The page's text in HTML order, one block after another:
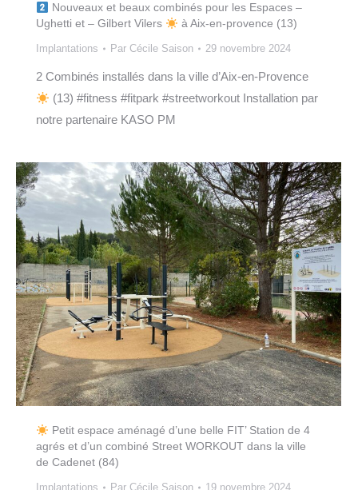
Nouveaux et beaux combinés pour les Espaces –
Ughetti et – Gilbert Vilers
à Aix-en-provence (13)
Implantations Par Cécile Saison 29 novembre 2024
2 Combinés installés dans la ville d’Aix-en-Provence
(13) #fitness #fitpark #streetworkout Installation par
notre partenaire KASO PM
Petit espace aménagé d’une belle FIT’ Station de 4
agrés et d’un combiné Street WORKOUT dans la ville
de Cadenet (84)
Implantations Par Cécile Saison 19 novembre 2024